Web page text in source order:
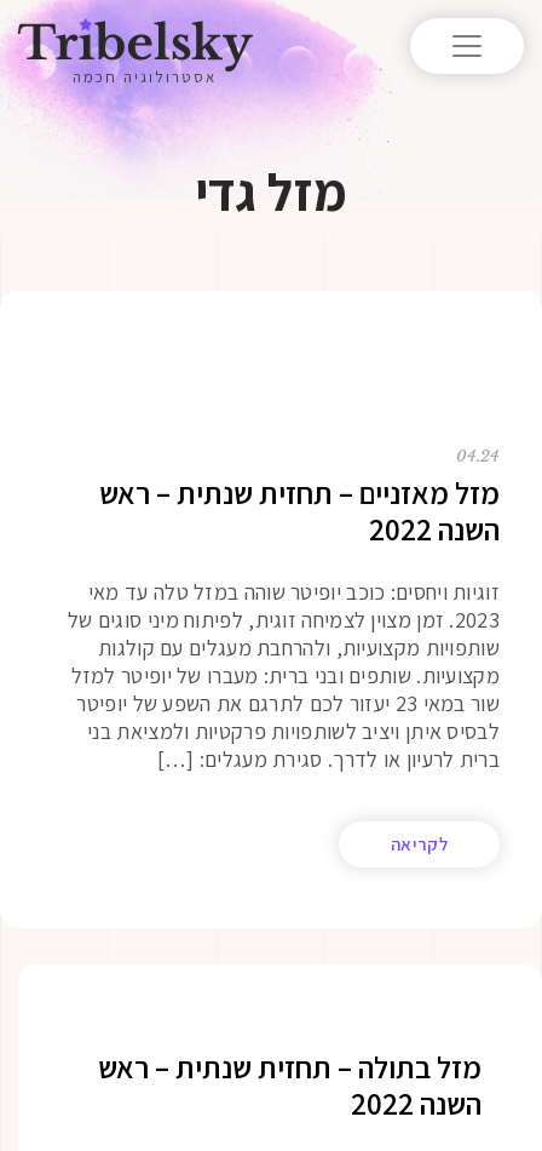
אסטרולוגיה חכמה
מזל גדי
04.24
מזל מאזניים – תחזית שנתית – ראש
השנה 2022
זוגיות ויחסים: כוכב יופיטר שוהה במזל טלה עד מאי
2023. זמן מצוין לצמיחה זוגית, לפיתוח מיני סוגים של
שותפויות מקצועיות, ולהרחבת מעגלים עם קולגות
מקצועיות. שותפים ובני ברית: מעברו של יופיטר למזל
שור במאי 23 יעזור לכם לתרגם את השפע של יופיטר
לבסיס איתן ויציב לשותפויות פרקטיות ולמציאת בני
ברית לרעיון או לדרך. סגירת מעגלים: […]
לקריאה
מזל בתולה – תחזית שנתית – ראש
השנה 2022